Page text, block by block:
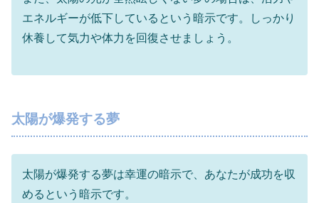
エネルギーが低下しているという暗示です。しっかり
休養して気力や体力を回復させましょう。
太陽が爆発する夢
太陽が爆発する夢は幸運の暗示で、あなたが成功を収
めるという暗示です。